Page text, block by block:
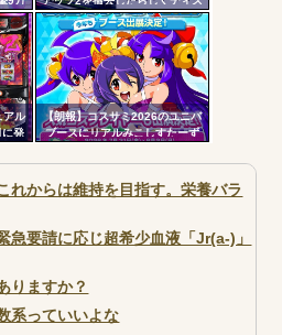
して
万発
達
クアッパーさん達から落胆の声
アル
発
どの
【朗報】コスサミ2026のユニバ
ブースにリアルみこしすたーず
れからは維持を目指す。栄養バラ
急要請に応じ超希少血液「Jr(a-)」
りますか？
系っていいよな